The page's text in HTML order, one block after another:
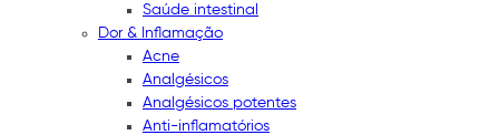
Saúde intestinal
Dor & Inflamação
Acne
Analgésicos
Analgésicos potentes
Anti-inflamatórios